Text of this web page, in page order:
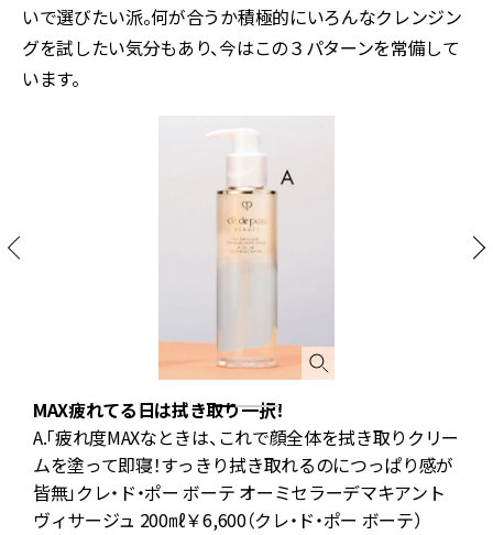
いで選びたい派。何が合うか積極的にいろんなクレンジン
グを試したい気分もあり、今はこの３パターンを常備して
います。
MAX疲れてる日は拭き取り一択！
A.「疲れ度MAXなときは、これで顔全体を拭き取りクリー
ムを塗って即寝！すっきり拭き取れるのにつっぱり感が
皆無」クレ・ド・ポー ボーテ オーミセラーデマキアント
ヴィサージュ 200㎖￥6,600（クレ・ド・ポー ボーテ）